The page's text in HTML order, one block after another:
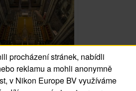
procházení stránek, nabídli
reklamu a mohli anonymně
v Nikon Europe BV využíváme